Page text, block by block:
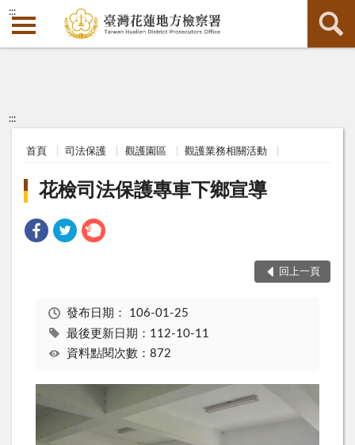
:::
:::
首頁 司法保護 觀護園區 觀護業務相關活動
花檢司法保護專車下鄉宣導
回上一頁
發布日期： 106-01-25
最後更新日期：112-10-11
資料點閱次數：872